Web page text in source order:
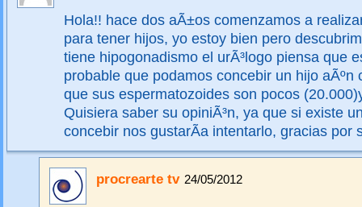
Hola!! hace dos aÃ±os comenzamos a
para tener hijos, yo estoy bien pero
tiene hipogonadismo el urÃ³logo piensa que
probable que podamos concebir un hijo aÃºn
que sus espermatozoides son pocos
Quisiera saber su opiniÃ³n, ya que si existe
concebir nos gustarÃ­a intentarlo, gracias por
procrearte tv 24/05/2012